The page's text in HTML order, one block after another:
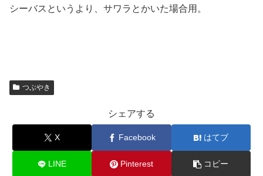
シーバスというより、サワラとかいた場合用。
つぶやき
シェアする
X Facebook はてブ
LINE Pinterest コピー